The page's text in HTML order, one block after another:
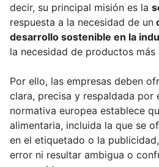
decir, su principal misión es la
respuesta a la necesidad de un
desarrollo sostenible en la
la necesidad de productos más
Por ello, las empresas deben
clara, precisa y respaldada por
normativa europea establece
alimentaria, incluida la que se
en el etiquetado o la
error ni resultar ambigua o